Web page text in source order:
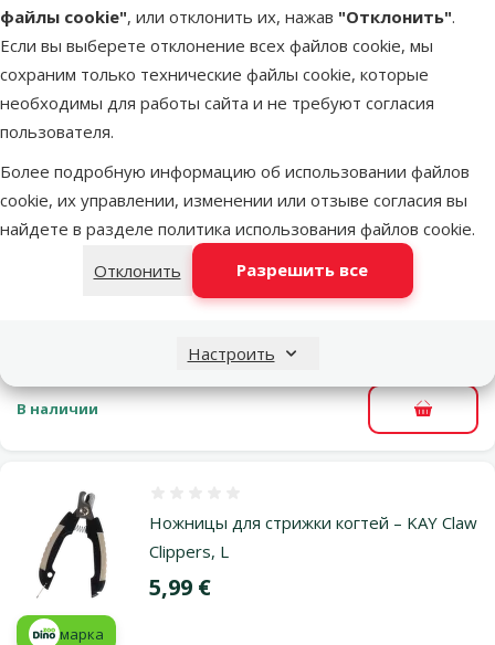
файлы cookie", или отклонить их, нажав "Отклонить".
Если вы выберете отклонение всех файлов cookie, мы
сохраним только технические файлы cookie, которые
необходимы для работы сайта и не требуют согласия
пользователя.
Более подробную информацию об использовании файлов
cookie, их управлении, изменении или отзыве согласия вы
найдете в разделе политика использования файлов cookie.
Отклонить
Разрешить все
Настроить
марка
В наличии В
Ножницы для стрижки когтей – KAY Claw
Clippers, S
Оценка 0%
Цена
4,99 €
В наличии В
Ножницы для стрижки когтей – KAY Claw
Clippers, L
Цена
5,99 €
марка